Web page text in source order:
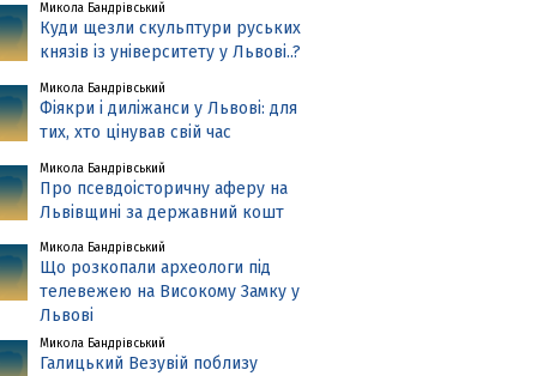
Микола Бандрівський
Куди щезли скульптури руських
князів із університету у Львові..?
Микола Бандрівський
Фіякри і диліжанси у Львові: для
тих, хто цінував свій час
Микола Бандрівський
Про псевдоісторичну аферу на
Львівщині за державний кошт
Микола Бандрівський
Що розкопали археологи під
телевежею на Високому Замку у
Львові
Микола Бандрівський
Галицький Везувій поблизу